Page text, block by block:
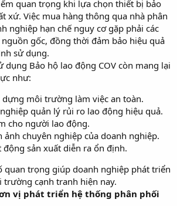
quan trọng khi lựa chọn thiết bị bảo
xứ. Việc mua hàng thông qua nhà phân
nghiệp hạn chế nguy cơ gặp phải các
gốc, đồng thời đảm bảo hiệu quả
sử dụng.
dụng Bảo hộ lao động COV còn mang lại
như:
dựng môi trường làm việc an toàn.
quản lý rủi ro lao động hiệu quả.
cho người lao động.
ảnh chuyên nghiệp của doanh nghiệp.
sản xuất diễn ra ổn định.
quan trọng giúp doanh nghiệp phát triển
cạnh tranh hiện nay.
vị phát triển hệ thống phân phối